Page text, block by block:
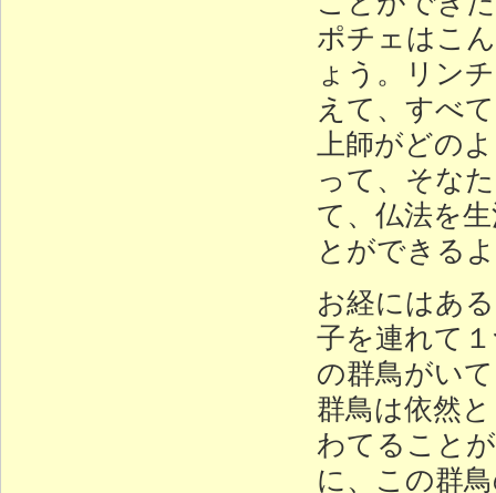
ポチェはこ
ょう。リン
えて、すべ
上師がどの
って、そな
て、仏法を
とができる
お経にはあ
子を連れて
の群鳥がい
群鳥は依然
わてること
に、この群